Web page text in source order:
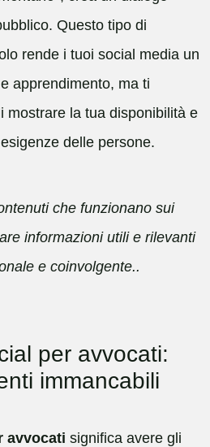
Questo tipo di
rende i tuoi social media un
apprendimento, ma ti
mostrare la tua disponibilità e
delle persone.
che funzionano sui
informazioni utili e rilevanti
e coinvolgente..
per avvocati:
immancabili
avvocati significa avere gli